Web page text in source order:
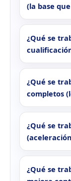
(la base
¿Qué se
¿Qué se
completos
¿Qué se
¿Qué se